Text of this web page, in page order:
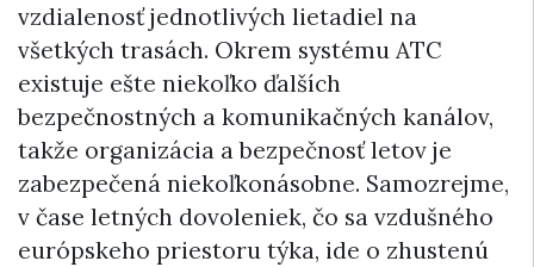
vzdialenosť jednotlivých lietadiel na
všetkých trasách. Okrem systému ATC
existuje ešte niekoľko ďalších
bezpečnostných a komunikačných kanálov,
takže organizácia a bezpečnosť letov je
zabezpečená niekoľkonásobne. Samozrejme,
v čase letných dovoleniek, čo sa vzdušného
európskeho priestoru týka, ide o zhustenú